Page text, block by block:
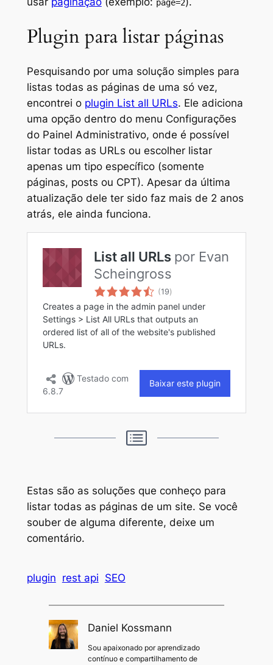
page=2
Plugin para listar páginas
Pesquisando por uma solução simples para
listas todas as páginas de uma só vez,
encontrei o plugin List all URLs. Ele adiciona
uma opção dentro do menu Configurações
do Painel Administrativo, onde é possível
listar todas as URLs ou escolher listar
apenas um tipo específico (somente
páginas, posts ou CPT). Apesar da última
atualização dele ter sido faz mais de 2 anos
atrás, ele ainda funciona.
Estas são as soluções que conheço para
listar todas as páginas de um site. Se você
souber de alguma diferente, deixe um
comentário.
plugin rest api SEO
Daniel Kossmann
Sou apaixonado por aprendizado
contínuo e compartilhamento de